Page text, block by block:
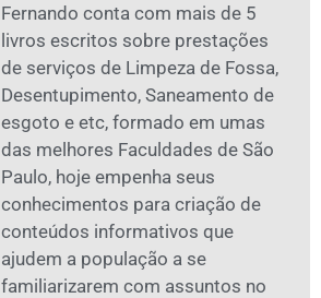
Fernando conta com mais de 5
livros escritos sobre prestações
de serviços de Limpeza de Fossa,
Desentupimento, Saneamento de
esgoto e etc, formado em umas
das melhores Faculdades de São
Paulo, hoje empenha seus
conhecimentos para criação de
conteúdos informativos que
ajudem a população a se
familiarizarem com assuntos no